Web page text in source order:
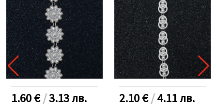
1.60 €/3.13лв. 2.10 €/4.11лв.